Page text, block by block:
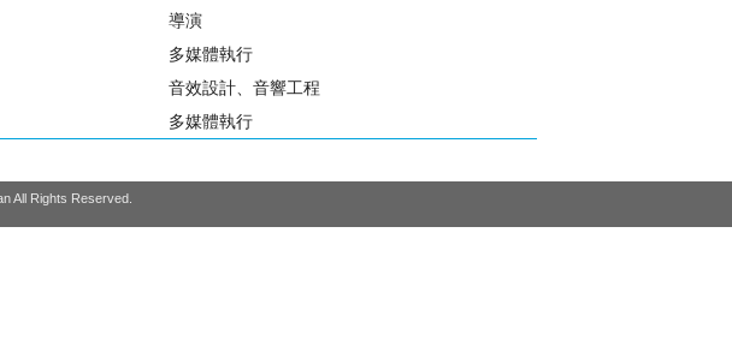
導演
多媒體執行
音效設計、音響工程
多媒體執行
All Rights Reserved.